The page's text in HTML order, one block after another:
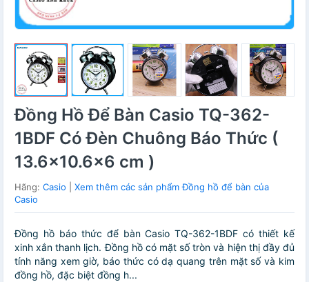
Đồng Hồ Để Bàn Casio TQ-362-
1BDF Có Đèn Chuông Báo Thức (
13.6×10.6×6 cm )
Hãng: Casio
Xem thêm các sản phẩm Đồng hồ để bàn của
Casio
Đồng hồ báo thức để bàn Casio TQ-362-1BDF có thiết kế
xinh xắn thanh lịch. Đồng hồ có mặt số tròn và hiện thị đầy đủ
tính năng xem giờ, báo thức có dạ quang trên mặt số và kim
đồng hồ, đặc biệt đồng h...